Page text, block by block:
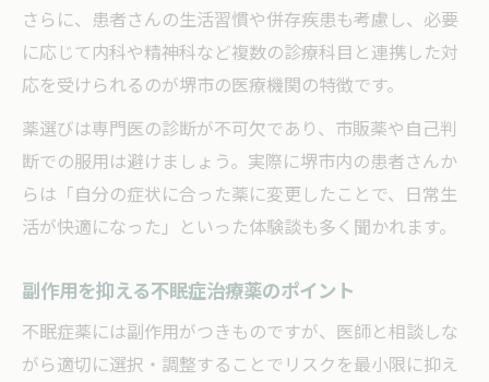
さらに、患者さんの生活習慣や併存疾患も考慮し、必要
に応じて内科や精神科など複数の診療科目と連携した対
応を受けられるのが堺市の医療機関の特徴です。
薬選びは専門医の診断が不可欠であり、市販薬や自己判
断での服用は避けましょう。実際に堺市内の患者さんか
らは「自分の症状に合った薬に変更したことで、日常生
活が快適になった」といった体験談も多く聞かれます。
副作用を抑える不眠症治療薬のポイント
不眠症薬には副作用がつきものですが、医師と相談しな
がら適切に選択・調整することでリスクを最小限に抑え